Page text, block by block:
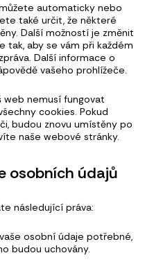
automaticky nebo
také určit, že některé
Další možností je změnit
aby se vám při každém
Další informace o
vašeho prohlížeče.
web nemusí fungovat
cookies. Pokud
budou znovu umístěny po
naše webové stránky.
osobních údajů
následující práva:
osobní údaje potřebné,
budou uchovány.